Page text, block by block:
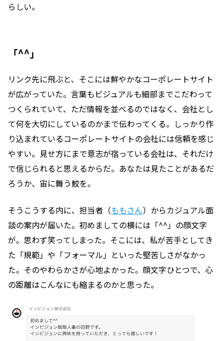
らしい。
「^^」
リンク先に飛ぶと、そこには鮮やかなコーポレートサイト
が広がっていた。言葉もビジュアルも細部までこだわって
つくられていて、ただ情報を並べるのではなく、会社とし
て何を大切にしているのかまで伝わってくる。しっかり作
り込まれているコーポレートサイトの会社には信頼を感じ
やすい。見せ方にまで意志が宿っている会社は、それだけ
で信じられると思えるからだ。あなたは見たことがあるだ
ろうか、宙に舞う鮫を。
そうこうする内に、担当者（ももさん）からカジュアル面
談の案内が届いた。初めましての横には「^^」の顔文字
が。思わず笑ってしまった。そこには、私が苦手としてき
た「規範」や「フォーマル」といった堅苦しさがなかっ
た。そのやわらかさが心地よかった。顔文字ひとつで、心
の距離はこんなにも縮まるのかと思った。